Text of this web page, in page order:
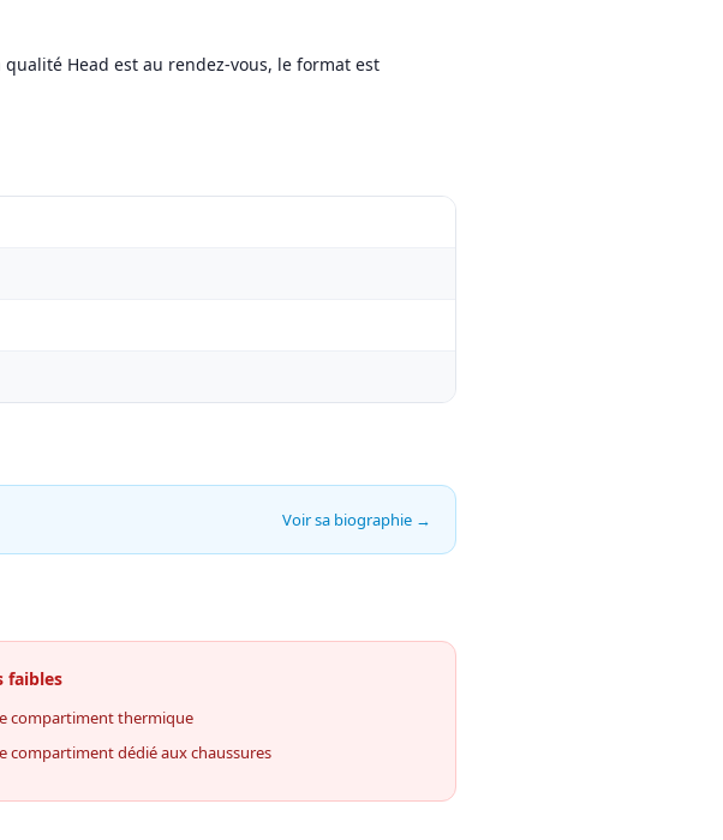
Head est au rendez-vous, le format est
Voir sa biographie →
faibles
compartiment thermique
compartiment dédié aux chaussures